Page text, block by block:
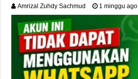
Amrizal Zuhdy Sachmud 1 minggu ago